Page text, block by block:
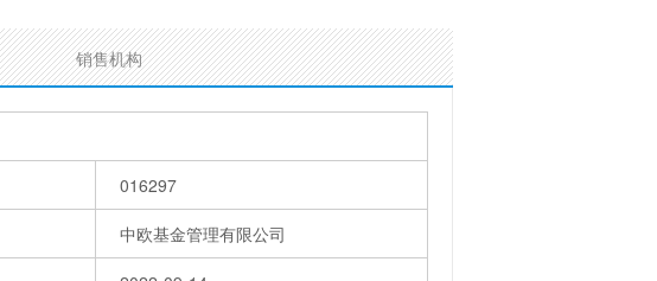
销售机构
016297
中欧基金管理有限公司